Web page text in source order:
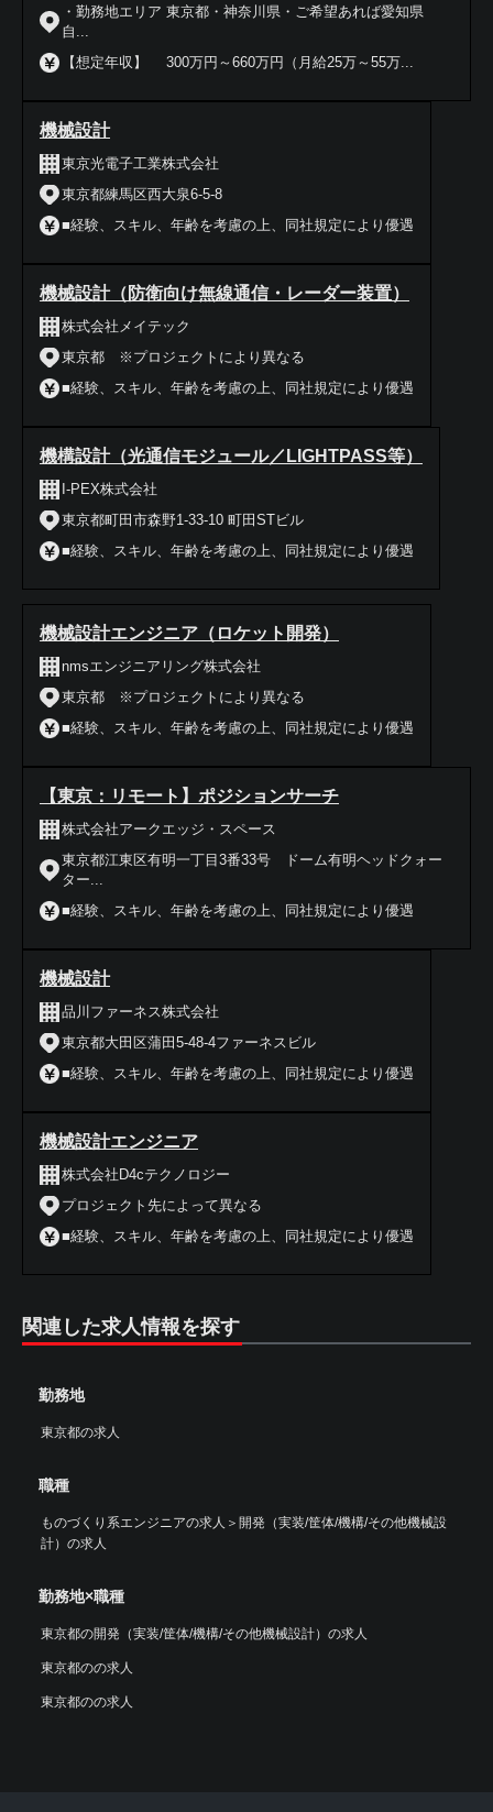
・勤務地エリア 東京都・神奈川県・ご希望あれば愛知県
自...
【想定年収】 300万円～660万円（月給25万～55万...
機械設計
東京光電子工業株式会社
東京都練馬区西大泉6-5-8
■経験、スキル、年齢を考慮の上、同社規定により優遇
機械設計（防衛向け無線通信・レーダー装置）
株式会社メイテック
東京都 ※プロジェクトにより異なる
■経験、スキル、年齢を考慮の上、同社規定により優遇
機構設計（光通信モジュール／LIGHTPASS等）
I-PEX株式会社
東京都町田市森野1-33-10 町田STビル
■経験、スキル、年齢を考慮の上、同社規定により優遇
機械設計エンジニア（ロケット開発）
nmsエンジニアリング株式会社
東京都 ※プロジェクトにより異なる
■経験、スキル、年齢を考慮の上、同社規定により優遇
【東京：リモート】ポジションサーチ
株式会社アークエッジ・スペース
東京都江東区有明一丁目3番33号 ドーム有明ヘッドクォー
ター...
■経験、スキル、年齢を考慮の上、同社規定により優遇
機械設計
品川ファーネス株式会社
東京都大田区蒲田5-48-4ファーネスビル
■経験、スキル、年齢を考慮の上、同社規定により優遇
機械設計エンジニア
株式会社D4cテクノロジー
プロジェクト先によって異なる
■経験、スキル、年齢を考慮の上、同社規定により優遇
関連した求人情報を探す
勤務地
東京都の求人
職種
ものづくり系エンジニアの求人 ＞ 開発（実装/筐体/機構/その他機械設
計）の求人
勤務地×職種
東京都の開発（実装/筐体/機構/その他機械設計）の求人
東京都のの求人
東京都のの求人